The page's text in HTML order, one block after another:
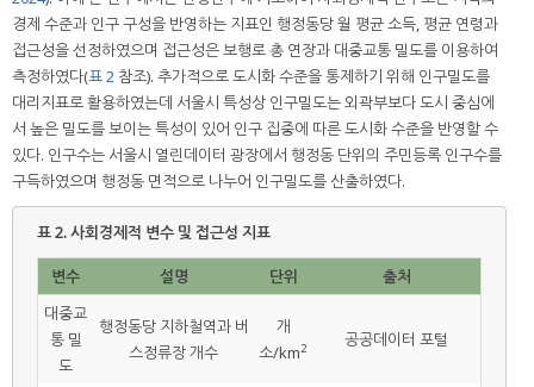
경제 수준과 인구 구성을 반영하는 지표인 행정동당 월 평균 소득, 평균 연령과
접근성을 선정하였으며 접근성은 보행로 총 연장과 대중교통 밀도를 이용하여
측정하였다(표 2 참조). 추가적으로 도시화 수준을 통제하기 위해 인구밀도를
대리지표로 활용하였는데 서울시 특성상 인구밀도는 외곽부보다 도시 중심에
서 높은 밀도를 보이는 특성이 있어 인구 집중에 따른 도시화 수준을 반영할 수
있다. 인구수는 서울시 열린데이터 광장에서 행정동 단위의 주민등록 인구수를
구득하였으며 행정동 면적으로 나누어 인구밀도를 산출하였다.
표 2.사회경제적 변수 및 접근성 지표
변수 설명 단위
출처
대중교
통 밀
도
행정동당 지하철역과 버
스정류장 개수
개
소/km2 공공데이터 포털